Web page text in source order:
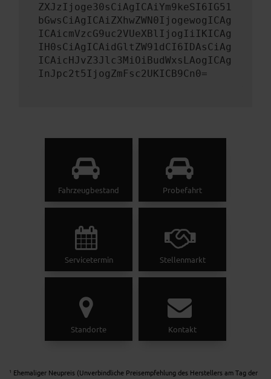
ZXJzIjoge30sCiAgICAiYm9keSI6IG51
bGwsCiAgICAiZXhwZWN0IjogewogICAg
ICAicmVzcG9uc2VUeXBlIjogIiIKICAg
IH0sCiAgICAidGltZW91dCI6IDAsCiAg
ICAicHJvZ3Jlc3MiOiBudWxsLAogICAg
InJpc2t5IjogZmFsc2UKICB9Cn0=
Fahrzeugbestand Probefahrt
Servicetermin Stellenmarkt
Standorte Kontakt
1
Ehemaliger Neupreis (Unverbindliche Preisempfehlung des Herstellers am Tag der